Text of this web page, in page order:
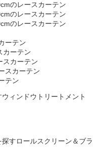
のレースカーテン
のレースカーテン
のレースカーテン
ーテン
カーテン
スカーテン
スカーテン
テン
ウィンドウトリートメント
ロールスクリーン＆ブラ